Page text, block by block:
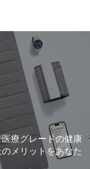
療グレードの健康
メリットをあなた